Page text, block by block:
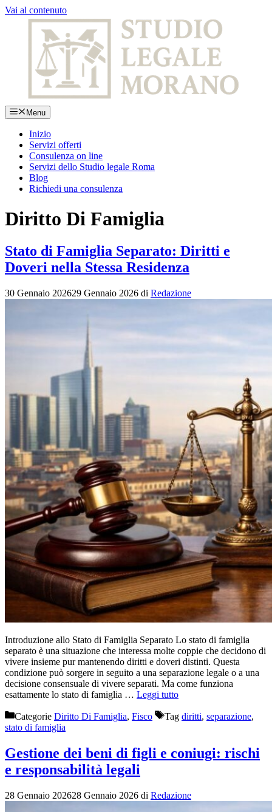
Vai al contenuto
Menu
Inizio
Servizi offerti
Consulenza on line
Servizi dello Studio legale Roma
Blog
Richiedi una consulenza
Diritto Di Famiglia
Stato di Famiglia Separato: Diritti e
Doveri nella Stessa Residenza
30 Gennaio 202629 Gennaio 2026 di Redazione
Introduzione allo Stato di Famiglia Separato Lo stato di famiglia
separato è una situazione che interessa molte coppie che decidono di
vivere insieme pur mantenendo diritti e doveri distinti. Questa
condizione può sorgere in seguito a una separazione legale o a una
decisione consensuale di vivere separati. Ma come funziona
esattamente lo stato di famiglia … Leggi tutto
Categorie Diritto Di Famiglia, Fisco Tag diritti, separazione,
stato di famiglia
Gestione dei beni di figli e coniugi: rischi
e responsabilità legali
28 Gennaio 202628 Gennaio 2026 di Redazione